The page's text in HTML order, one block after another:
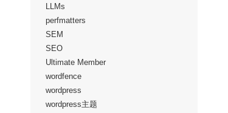
LLMs
perfmatters
SEM
SEO
Ultimate Member
wordfence
wordpress
wordpress主题